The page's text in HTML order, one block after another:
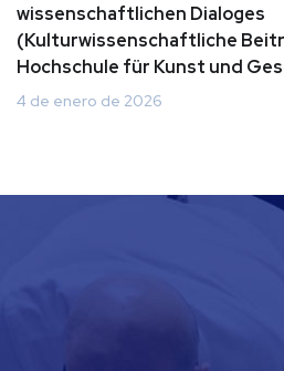
wissenschaftlichen Dialoges
(Kulturwissenschaftliche
Hochschule für Kunst und
4 de enero de 2026